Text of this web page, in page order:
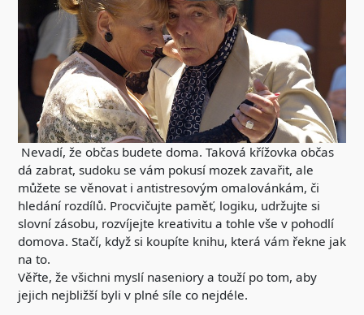
Nevadí, že občas budete doma. Taková křížovka občas
dá zabrat, sudoku se vám pokusí mozek zavařit, ale
můžete se věnovat i antistresovým omalovánkám, či
hledání rozdílů. Procvičujte paměť, logiku, udržujte si
slovní zásobu, rozvíjejte kreativitu a tohle vše v pohodlí
domova. Stačí, když si koupíte knihu, která vám řekne jak
na to.
Věřte, že všichni myslí naseniory a touží po tom, aby
jejich nejbližší byli v plné síle co nejdéle.